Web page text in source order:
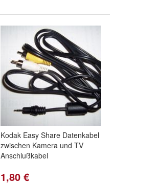
Kodak Easy Share Datenkabel
zwischen Kamera und TV
Anschlußkabel
1,80 €